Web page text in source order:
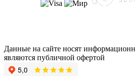
Данные на сайте носят
являются публичной офертой